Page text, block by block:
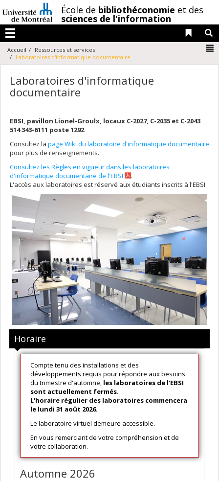
au
contenu
/École de bibliothéconomie et des
sciences de l'information
Menu
Liens
Accueil
Ressources et services
Laboratoires d'informatique documentaire
Laboratoires d'informatique
documentaire
EBSI, pavillon Lionel-Groulx, locaux C-2027, C-2035 et C-2043
514 343-6111 poste 1292
Consultez la page Wiki du laboratoire d'informatique documentaire
pour plus de renseignements.
Consultez les Règles en vigueur dans les laboratoires
d'informatique documentaire de l'EBSI
.
L'accès aux laboratoires est réservé aux étudiants inscrits à l'EBSI.
Horaire
Compte tenu des installations et des
développements requis pour répondre aux besoins
du trimestre d'automne, les laboratoires de l’EBSI
sont actuellement fermés.
L'horaire régulier des laboratoires commencera
le lundi 31 août 2026.
Le laboratoire virtuel demeure accessible.
En vous remerciant de votre compréhension et de
votre collaboration.
Automne 2026